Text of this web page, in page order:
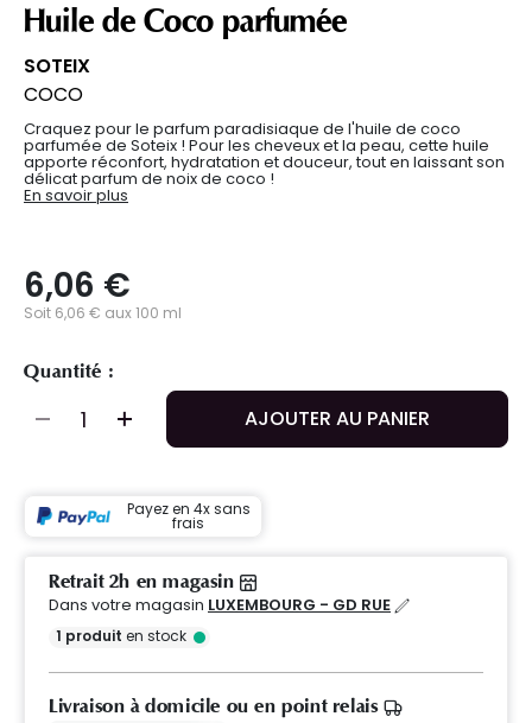
Huile de Coco parfumée
SOTEIX
COCO
Craquez pour le parfum paradisiaque de l'huile de coco
parfumée de Soteix ! Pour les cheveux et la peau, cette huile
apporte réconfort, hydratation et douceur, tout en laissant son
délicat parfum de noix de coco !
En savoir plus
6,06 €
Soit 6,06 € aux 100 ml
Quantité :
AJOUTER AU PANIER
Payez en 4x sans
frais
Retrait 2h en magasin
Dans votre magasin LUXEMBOURG - GD RUE
1 produit en stock
Livraison à domicile ou en point relais